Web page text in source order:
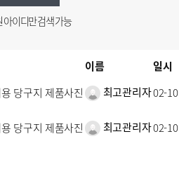
아이디만 검색 가능
이름
일시
당구지 제품사진 최고관리자02-10
당구지 제품사진 최고관리자02-10